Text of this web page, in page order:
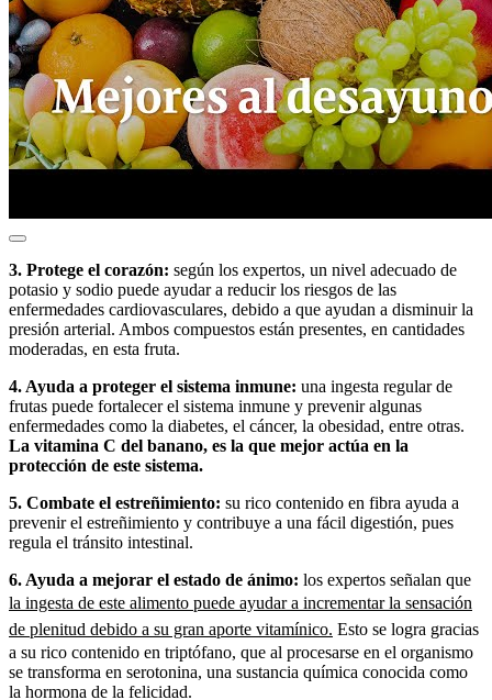
3. Protege el corazón: según los expertos, un nivel adecuado de
potasio y sodio puede ayudar a reducir los riesgos de las
enfermedades cardiovasculares, debido a que ayudan a disminuir la
presión arterial. Ambos compuestos están presentes, en cantidades
moderadas, en esta fruta.
4. Ayuda a proteger el sistema inmune: una ingesta regular de
frutas puede fortalecer el sistema inmune y prevenir algunas
enfermedades como la diabetes, el cáncer, la obesidad, entre otras.
La vitamina C del banano, es la que mejor actúa en la
protección de este sistema.
5. Combate el estreñimiento: su rico contenido en fibra ayuda a
prevenir el estreñimiento y contribuye a una fácil digestión, pues
regula el tránsito intestinal.
6. Ayuda a mejorar el estado de ánimo: los expertos señalan que
la ingesta de este alimento puede ayudar a incrementar la sensación
de plenitud debido a su gran aporte vitamínico. Esto se logra gracias
a su rico contenido en triptófano, que al procesarse en el organismo
se transforma en serotonina, una sustancia química conocida como
la hormona de la felicidad.